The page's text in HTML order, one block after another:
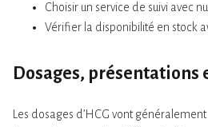
Choisir un service de suivi avec
Vérifier la disponibilité en stock
Dosages, présentations
Les dosages d’HCG vont